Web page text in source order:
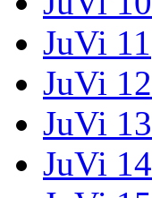
JuVi 11
JuVi 12
JuVi 13
JuVi 14